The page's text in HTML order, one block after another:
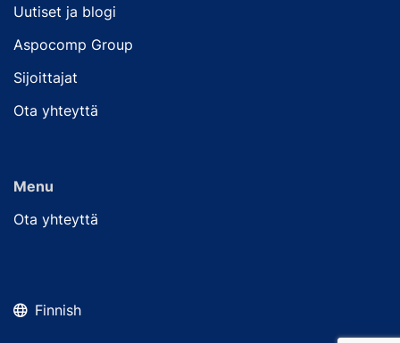
Uutiset ja blogi
Aspocomp Group
Sijoittajat
Ota yhteyttä
Menu
Ota yhteyttä
Finnish